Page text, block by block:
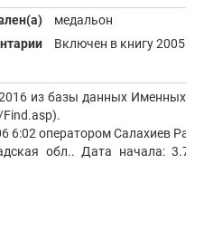
медальон
Включен в книгу 2005
из базы данных Именных
6:02 оператором Салахиев
обл.. Дата начала: